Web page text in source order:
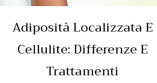
Adiposità Localizzata E
Cellulite: Differenze E
Trattamenti